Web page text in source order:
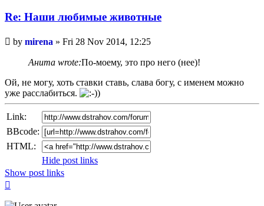
Re: Наши любимые животные
Unread
post
by mirena » Fri 28 Nov 2014, 12:25
Анита wrote:По-моему, это про него (нее)!
Ой, не могу, хоть ставки ставь, слава богу, с именем можно
уже расслабиться.
Link:
BBcode:
HTML:
Hide post links
Show post links